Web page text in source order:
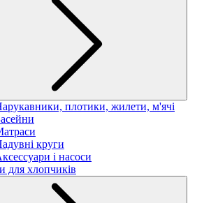
плотики, жилети, м'ячі
круги
і насоси
для хлопчиків